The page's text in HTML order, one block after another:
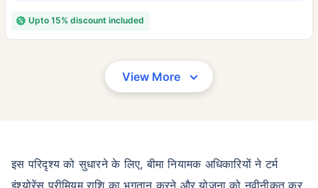
Upto 15% discount included
View More
इस परिदृश्य को सुधारने के लिए, बीमा नियामक अधिकारियों ने टर्म
इंश्योरेंस प्रीमियम राशि का भुगतान करने और योजना को नवीनीकृत कर